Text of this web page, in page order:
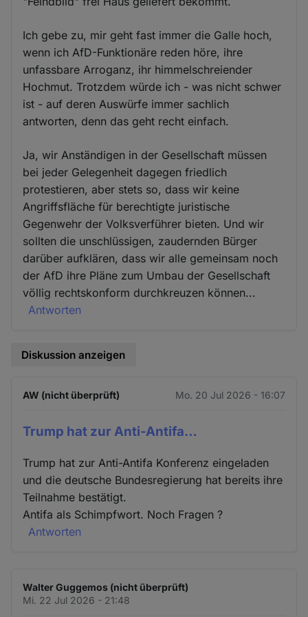
Ich gebe zu, mir geht fast immer die Galle hoch,
wenn ich AfD-Funktionäre reden höre, ihre
unfassbare Arroganz, ihr himmelschreiender
Hochmut. Trotzdem würde ich - was nicht schwer
ist - auf deren Auswürfe immer sachlich
antworten, denn das geht recht einfach.
Ja, wir Anständigen in der Gesellschaft müssen
bei jeder Gelegenheit dagegen friedlich
protestieren, aber stets so, dass wir keine
Angriffsfläche für berechtigte juristische
Gegenwehr der Volksverführer bieten. Und wir
sollten die unschlüssigen, zaudernden Bürger
darüber aufklären, dass wir alle gemeinsam noch
der AfD ihre Pläne zum Umbau der Gesellschaft
völlig rechtskonform durchkreuzen können...
Antworten
Diskussion anzeigen
AW (nicht überprüft) Mo. 20 Jul 2026 - 16:07
Trump hat zur Anti-Antifa…
Trump hat zur Anti-Antifa Konferenz eingeladen
und die deutsche Bundesregierung hat bereits ihre
Teilnahme bestätigt.
Antifa als Schimpfwort. Noch Fragen ?
Antworten
Walter Guggemos (nicht überprüft)
Mi. 22 Jul 2026 - 21:48